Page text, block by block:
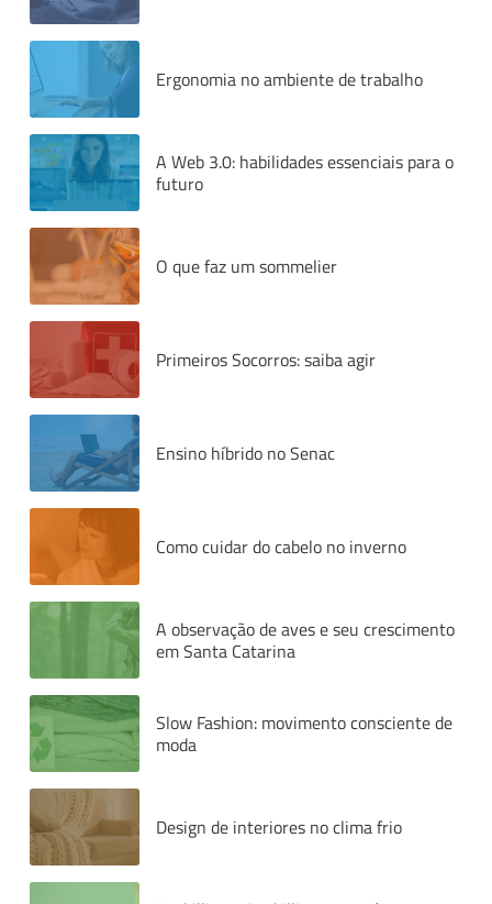
Ergonomia no ambiente de trabalho
A Web 3.0: habilidades essenciais para o
futuro
O que faz um sommelier
Primeiros Socorros: saiba agir
Ensino híbrido no Senac
Como cuidar do cabelo no inverno
A observação de aves e seu crescimento
em Santa Catarina
Slow Fashion: movimento consciente de
moda
Design de interiores no clima frio